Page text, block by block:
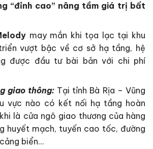
“đỉnh cao” nâng tầm giá trị bất
may mắn khi tọa lạc tại khu
vượt bậc về cơ sở hạ tầng, hệ
được đầu tư bài bản với chi phí
giao thông: Tại tỉnh Bà Rịa – Vũng
vực nào có kết nối hạ tầng hoàn
là cửa ngõ giao thương của hàng
huyết mạch, tuyến cao tốc, đường
biển…